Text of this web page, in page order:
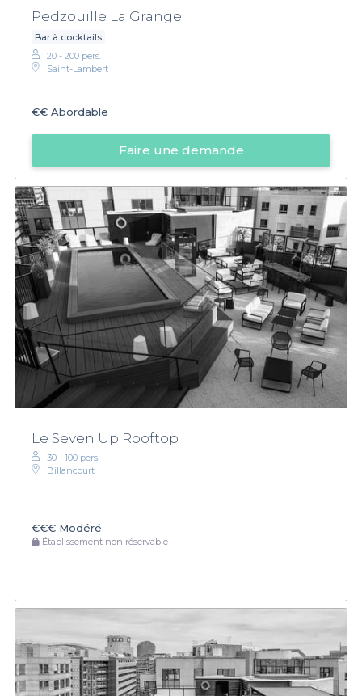
Pedzouille La Grange
Bar à cocktails
20 - 200 pers.
Saint-Lambert
€€ Abordable
Faire une demande
Le Seven Up Rooftop
30 - 100 pers.
Billancourt
€€€ Modéré
Établissement non réservable